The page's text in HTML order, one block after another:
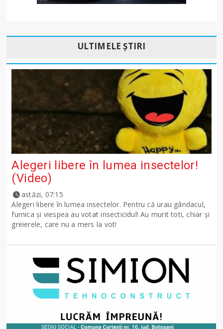
ULTIMELE ȘTIRI
Alegeri libere în lumea insectelor!
(Video)
astăzi, 07:15
Alegeri libere în lumea insectelor. Pentru că urau gândacul,
furnica și viespea au votat insecticidul! Au murit toti, chiar și
greierele, care nu a mers la vot!